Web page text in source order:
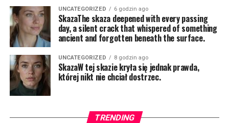
UNCATEGORIZED 6 godzin ago
SkazaThe skaza deepened with every passing
day, a silent crack that whispered of something
ancient and forgotten beneath the surface.
UNCATEGORIZED 8 godzin ago
SkazaW tej skazie kryła się jednak prawda,
której nikt nie chciał dostrzec.
TRENDING